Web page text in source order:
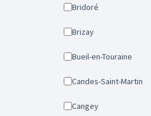
Bridoré
Brizay
Bueil-en-Touraine
Candes-Saint-Martin
Cangey